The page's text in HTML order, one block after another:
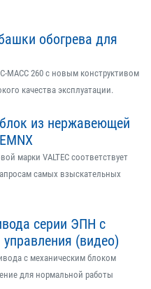
обогрева для
МАСС 260 с новым конструктивом
качества эксплуатации.
из нержавеющей
марки VALTEC соответствует
самых взыскательных
серии ЭПН с
(видео)
с механическим блоком
для нормальной работы